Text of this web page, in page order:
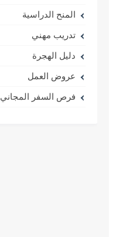
المنح الدراسية
تدريب مهني
دليل الهجرة
عروض العمل
فرص السفر المجاني